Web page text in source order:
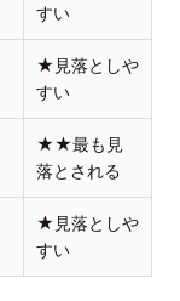
すい
★見落としや
すい
★★最も見
落とされる
★見落としや
すい